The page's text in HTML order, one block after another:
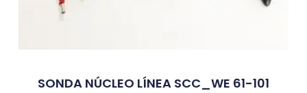
SONDA NÚCLEO LÍNEA SCC_WE 61-101